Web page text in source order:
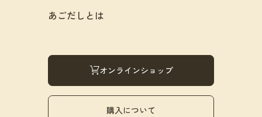
あごだしとは
オンラインショップ
購入について